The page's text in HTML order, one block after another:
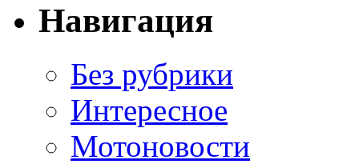
Навигация
Без рубрики
Интересное
Мотоновости